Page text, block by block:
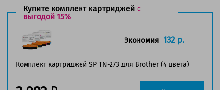
Производитель принтера:Brother
Производитель:Solution Print
Оригинальность:
Аналог:Brother TN-273C
Цвет:Голубой
заполнении страницы
Купите комплект картриджей с
выгодой 15%
Комплект картриджей SP TN-273 для Brother (4 цвета)
Экономия 132 р.